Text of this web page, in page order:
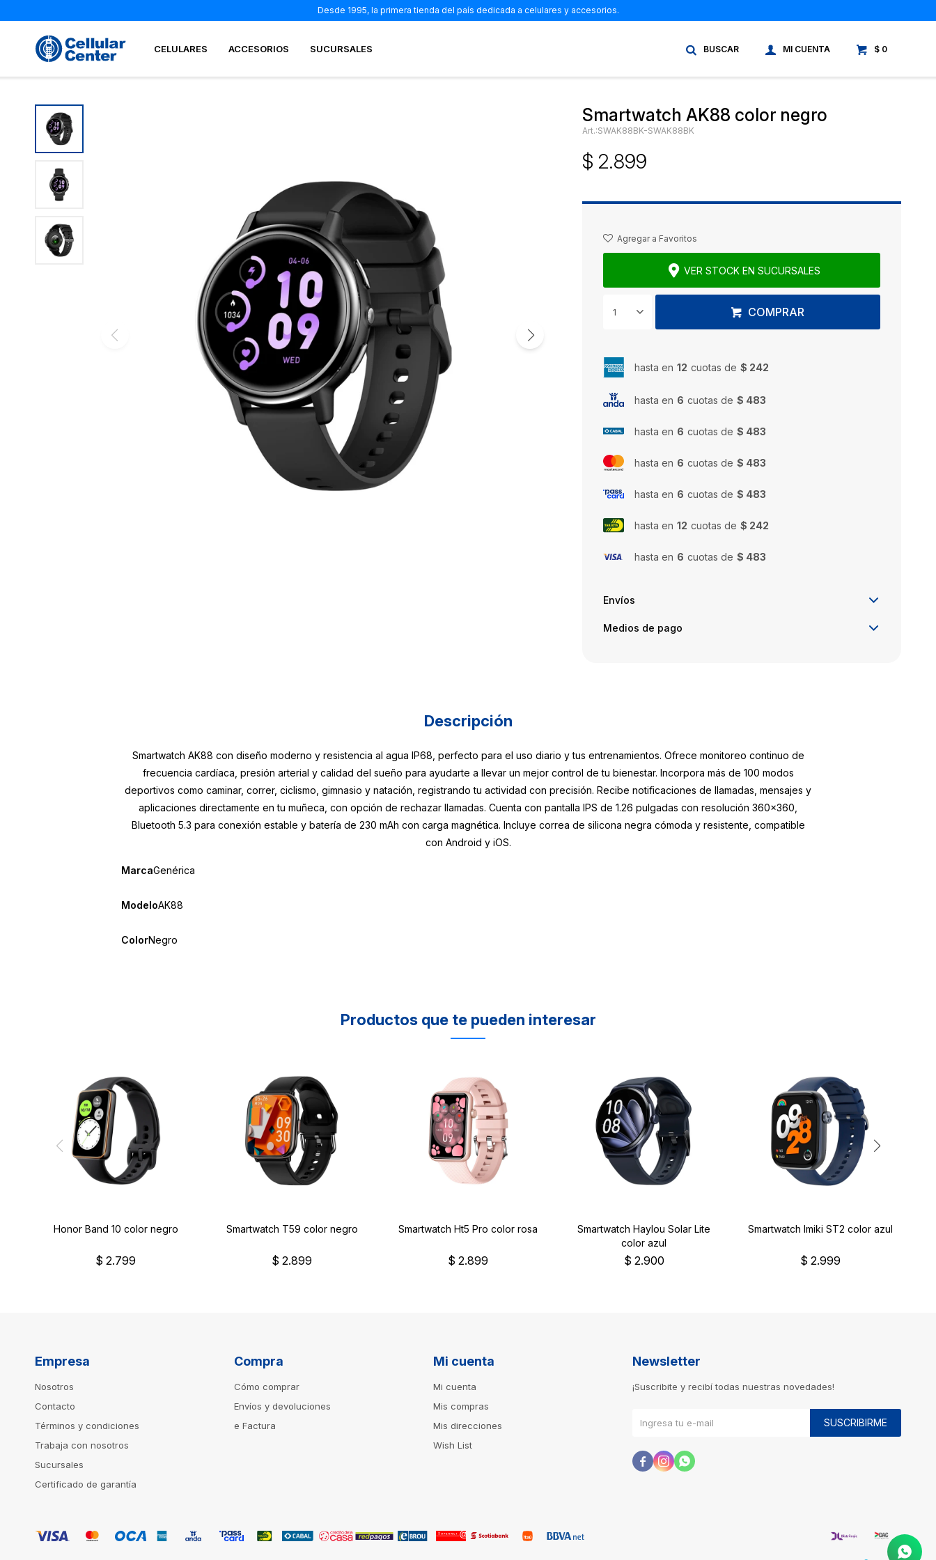
CELULARES ACCESORIOS SUCURSALES $ 0
Desde 1995, la primera tienda del país dedicada a celulares y accesorios.
Smartwatch AK88 color negro
SWAK88BK-SWAK88BK
$ 2.899
VER STOCK EN SUCURSALES
1 COMPRAR
hasta en 12 cuotas de $ 242
hasta en 6 cuotas de $ 483
hasta en 6 cuotas de $ 483
hasta en 6 cuotas de $ 483
hasta en 6 cuotas de $ 483
hasta en 12 cuotas de $ 242
hasta en 6 cuotas de $ 483
Envíos
Medios de pago
Descripción
Smartwatch AK88 con diseño moderno y resistencia al agua IP68, perfecto para el uso diario y tus entrenamientos. Ofrece monitoreo continuo de
frecuencia cardíaca, presión arterial y calidad del sueño para ayudarte a llevar un mejor control de tu bienestar. Incorpora más de 100 modos
deportivos como caminar, correr, ciclismo, gimnasio y natación, registrando tu actividad con precisión. Recibe notificaciones de llamadas, mensajes y
aplicaciones directamente en tu muñeca, con opción de rechazar llamadas. Cuenta con pantalla IPS de 1.26 pulgadas con resolución 360x360,
Bluetooth 5.3 para conexión estable y batería de 230 mAh con carga magnética. Incluye correa de silicona negra cómoda y resistente, compatible
con Android y iOS.
MarcaGenérica
ModeloAK88
ColorNegro
Productos que te pueden interesar
Honor Band 10 color negro
$ 2.799
Smartwatch T59 color negro
$ 2.899
Smartwatch Ht5 Pro color rosa
$ 2.899
Smartwatch Haylou Solar Lite
color azul
$ 2.900
Smartwatch Imiki ST2 color azul
$ 2.999
Empresa
Nosotros
Contacto
Términos y condiciones
Trabaja con nosotros
Sucursales
Certificado de garantía
Compra
Cómo comprar
Envíos y devoluciones
e Factura
Mi cuenta
Mi cuenta
Mis compras
Mis direcciones
Wish List
Newsletter
¡Suscribite y recibí todas nuestras novedades!
SUSCRIBIRME
  